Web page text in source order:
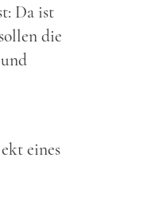
Da ist
die
eines